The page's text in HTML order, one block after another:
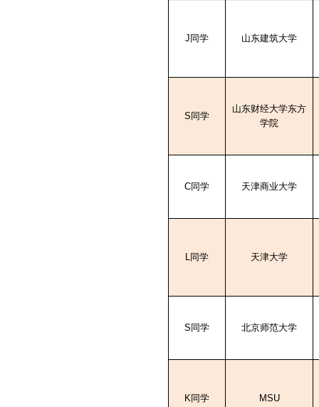
J 同学 山东建筑大学
S 同学
山东财经大学东方
学院
C同学 天津商业大学
L同学 天津大学
S 同学 北京师范大学
K同学 MSU